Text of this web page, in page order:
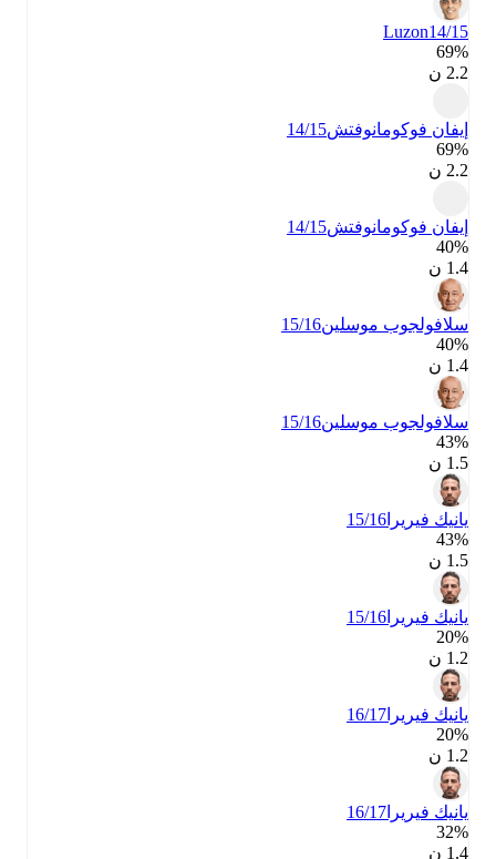
Luzon14/15
69‎%‎
إيفان فوكومانوفتش14/15
69‎%‎
إيفان فوكومانوفتش14/15
40‎%‎
سلافولجوب موسلين15/16
40‎%‎
سلافولجوب موسلين15/16
43‎%‎
يانيك فيريرا15/16
43‎%‎
يانيك فيريرا15/16
20‎%‎
يانيك فيريرا16/17
20‎%‎
يانيك فيريرا16/17
32‎%‎